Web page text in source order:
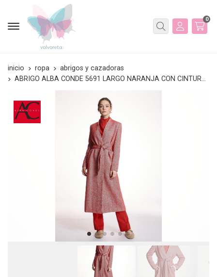
Buscar
0
inicio ropa
abrigos y cazadoras
ABRIGO ALBA CONDE 5691 LARGO NARANJA CON CINTURÓN